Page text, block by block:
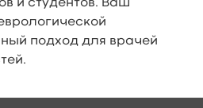
и студентов. Ваш
подход для врачей